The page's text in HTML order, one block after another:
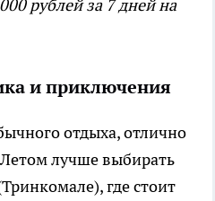
рублей за 7 дней на
и приключения
отдыха, отлично
лучше выбирать
где стоит